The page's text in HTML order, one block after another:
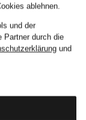
Bestpreis:17,84 €
ablehnen.
und der
Partner durch die
und